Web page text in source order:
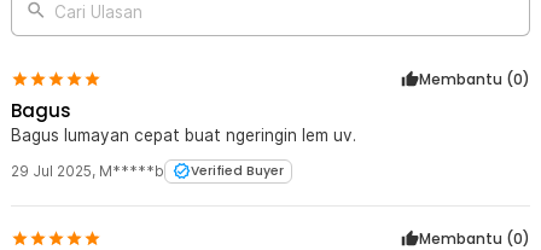
Cari Ulasan
Membantu (0)
Bagus
Bagus lumayan cepat buat ngeringin lem uv.
29 Jul 2025, M*****b Verified Buyer
Membantu (0)